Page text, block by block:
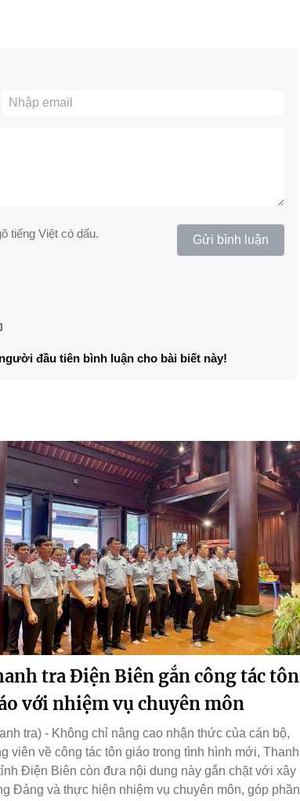
tiếng Việt có dấu. Gửi bình luận
đầu tiên bình luận cho bài biết này!
tra Điện Biên gắn công tác tôn
với nhiệm vụ chuyên môn
tra) - Không chỉ nâng cao nhận thức của cán bộ,
viên về công tác tôn giáo trong tình hình mới, Thanh
Điện Biên còn đưa nội dung này gắn chặt với xây
Đảng và thực hiện nhiệm vụ chuyên môn, góp phần